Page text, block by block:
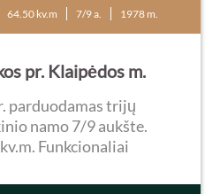
64.50 kv.m 7/9 a. 1978 m.
pr. Klaipėdos m.
parduodamas trijų
namo 7/9 aukšte.
Funkcionaliai
drabužinė,